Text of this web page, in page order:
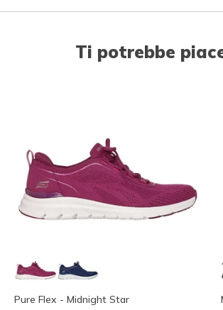
Ti potrebbe
Pure Flex - Midnight Star